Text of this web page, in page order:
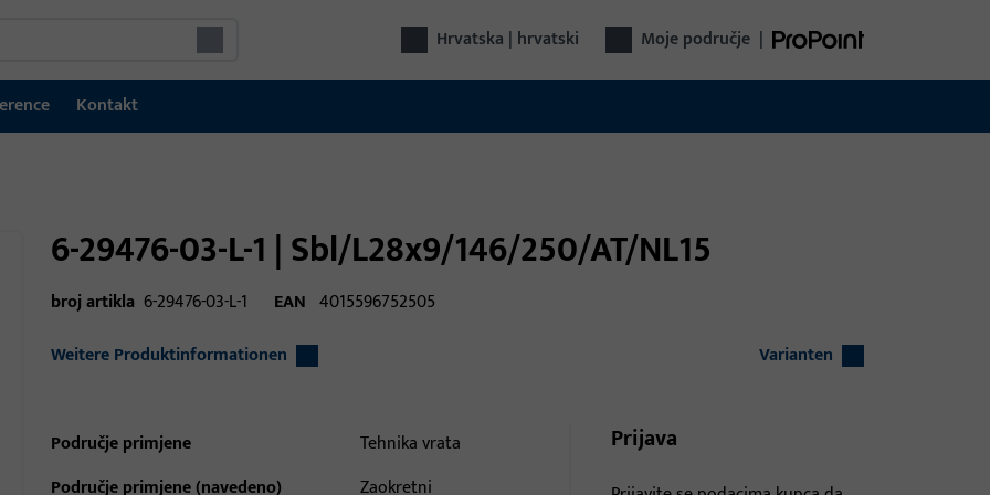
Hrvatska | hrvatski Moje područje |
Kontakt
6-29476-03-L-1 | Sbl/L28x9/146/250/AT/NL15
broj artikla 6-29476-03-L-1 EAN 4015596752505
Weitere Produktinformationen
Varianten
Područje primjene
Tehnika vrata
Područje primjene (navedeno)
Zaokretni
Prijava